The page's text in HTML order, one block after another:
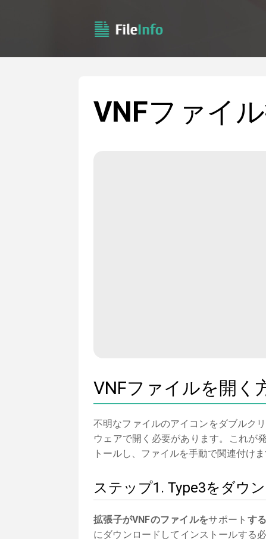
VNFファイ
VNFファイルを開く
不明なファイルのアイコンをダブルク
ウェアで開く必要があります。これが
トールし、ファイルを手動で関連付けま
ステップ1. Type3をダウ
拡張子がVNFのファイルをサポート する
にダウンロードしてインストールする